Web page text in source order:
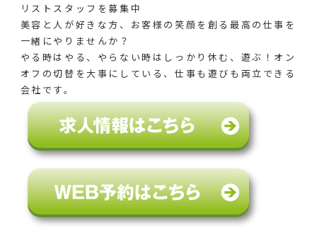
リストスタッフを募集中
美容と人が好きな方、お客様の笑顔を創る最高の仕事を
一緒にやりませんか？
やる時はやる、やらない時はしっかり休む、遊ぶ！オン
オフの切替を大事にしている、仕事も遊びも両立できる
会社です。